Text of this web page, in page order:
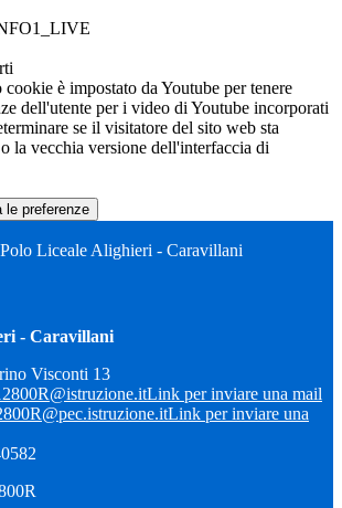
cookie è impostato da Youtube per tenere
dell'utente per i video di Youtube incorporati
se il visitatore del sito web sta
la vecchia versione dell'interfaccia di
le preferenze
Polo Liceale Alighieri - Caravillani
- Caravillani
Visconti 13
Link per inviare una mail
Link per inviare una